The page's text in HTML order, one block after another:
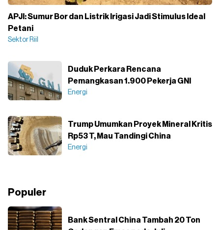
APJI: Sumur Bor dan Listrik Irigasi Jadi Stimulus Ideal
Petani
Sektor Riil
Duduk Perkara Rencana
Pemangkasan 1.900 Pekerja GNI
Energi
Trump Umumkan Proyek Mineral Kritis
Rp53 T, Mau Tandingi China
Energi
Populer
Bank Sentral China Tambah 20 Ton